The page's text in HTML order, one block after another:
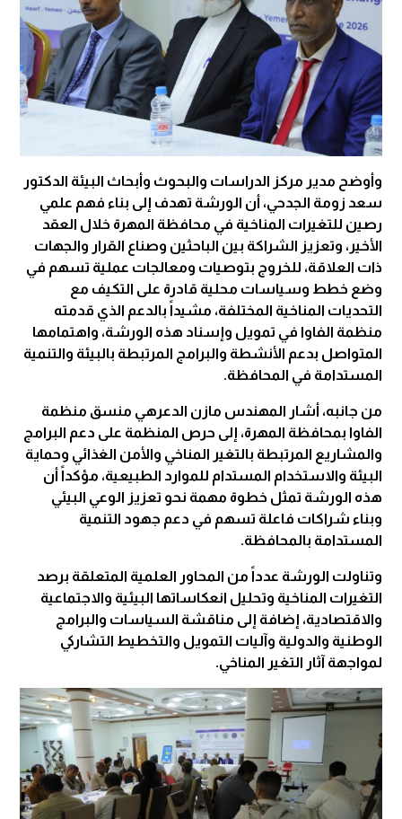
وأوضح مدير مركز الدراسات والبحوث وأبحاث البيئة الدكتور
سعد زومة الجدحي، أن الورشة تهدف إلى بناء فهم علمي
رصين للتغيرات المناخية في محافظة المهرة خلال العقد
الأخير، وتعزيز الشراكة بين الباحثين وصناع القرار والجهات
ذات العلاقة، للخروج بتوصيات ومعالجات عملية تسهم في
وضع خطط وسياسات محلية قادرة على التكيف مع
التحديات المناخية المختلفة، مشيداً بالدعم الذي قدمته
منظمة الفاوا في تمويل وإسناد هذه الورشة، واهتمامها
المتواصل بدعم الأنشطة والبرامج المرتبطة بالبيئة والتنمية
المستدامة في المحافظة.
من جانبه، أشار المهندس مازن الدعرهي منسق منظمة
الفاوا بمحافظة المهرة، إلى حرص المنظمة على دعم البرامج
والمشاريع المرتبطة بالتغير المناخي والأمن الغذائي وحماية
البيئة والاستخدام المستدام للموارد الطبيعية، مؤكداً أن
هذه الورشة تمثل خطوة مهمة نحو تعزيز الوعي البيئي
وبناء شراكات فاعلة تسهم في دعم جهود التنمية
المستدامة بالمحافظة.
وتناولت الورشة عدداً من المحاور العلمية المتعلقة برصد
التغيرات المناخية وتحليل انعكاساتها البيئية والاجتماعية
والاقتصادية، إضافة إلى مناقشة السياسات والبرامج
الوطنية والدولية وآليات التمويل والتخطيط التشاركي
لمواجهة آثار التغير المناخي.